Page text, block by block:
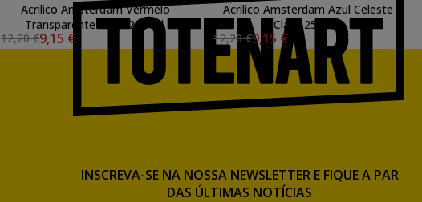
Acrilico Amsterdam Vermelo
Transparente Meio 250 ml.
12,20 €9,15 €
Acrilico Amsterdam Azul Celeste
Claro 250 ml.
12,20 €9,15 €
INSCREVA-SE NA NOSSA NEWSLETTER E FIQUE A PAR
DAS ÚLTIMAS NOTÍCIAS